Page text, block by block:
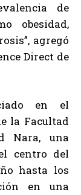
de
obesidad,
agregó
Direct de
en el
la Facultad
Nara, una
centro del
hasta los
en una